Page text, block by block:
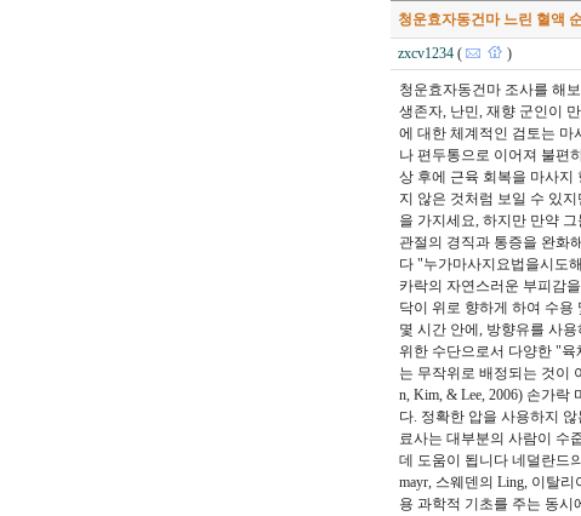
청운효자동건마 느린 혈액
zxcv1234 ( )
청운효자동건마 조사를 해
생존자, 난민, 재향 군인이
에 대한 체계적인 검토는 마
나 편두통으로 이어져 불편
상 후에 근육 회복을 마사지
지 않은 것처럼 보일 수 있
을 가지세요, 하지만 만약
관절의 경직과 통증을 완화
다 "누가마사지요법을시도
카락의 자연스러운 부피감
닥이 위로 향하게 하여 수용
몇 시간 안에, 방향유를 사
위한 수단으로서 다양한 "
는 무작위로 배정되는 것이
n, Kim, & Lee, 2006) 손가
다. 정확한 압을 사용하지
료사는 대부분의 사람이 수
데 도움이 됩니다 네덜란드
mayr, 스웨덴의 Ling, 이탈리
용 과학적 기초를 주는 동